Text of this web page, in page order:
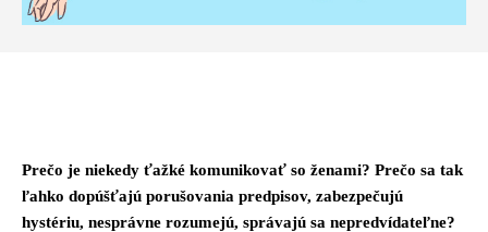
Prečo je niekedy ťažké komunikovať so ženami? Prečo sa tak
ľahko dopúšťajú porušovania predpisov, zabezpečujú
hystériu, nesprávne rozumejú, správajú sa nepredvídateľne?